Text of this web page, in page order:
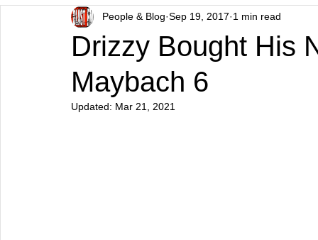
Reality Podcast Disc Jockey
Drizzy Bought His
Maybach 6
People & Blog Sep 19, 2017 1 min read
Updated: Mar 21, 2021